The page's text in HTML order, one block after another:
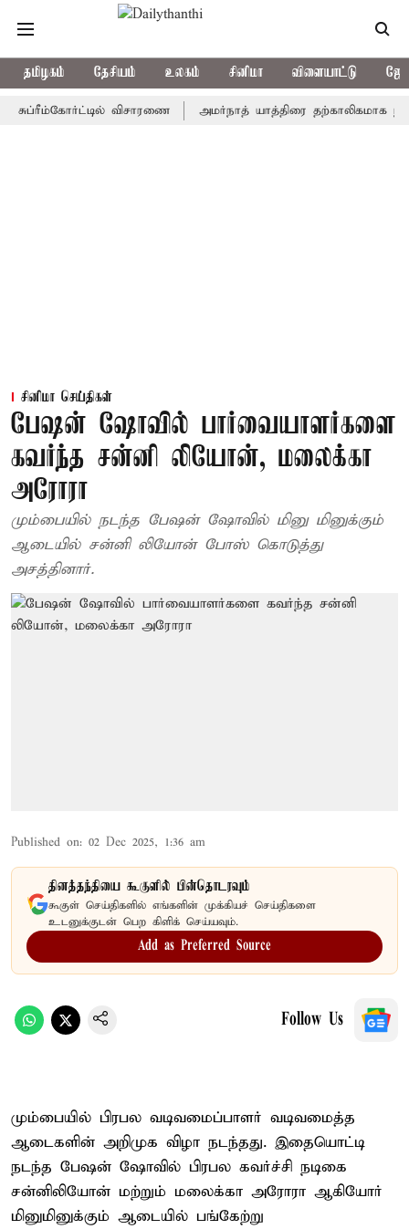
தமிழகம் தேசியம் உலகம் சினிமா விளையாட்டு
விசாரணை அமர்நாத் யாத்திரை தற்காலிகமாக நிறுத்தம்
சினிமா செய்திகள்
பேஷன் ஷோவில் பார்வையாளர்களை
கவர்ந்த சன்னி லியோன், மலைக்கா
அரோரா
மும்பையில் நடந்த பேஷன் ஷோவில் மினு மினுக்கும்
ஆடையில் சன்னி லியோன் போஸ் கொடுத்து
அசத்தினார்.
Published on: 02 Dec 2025, 1:36 am
தினத்தந்தியை கூகுளில் பின்தொடரவும்
கூகுள் செய்திகளில் எங்களின் முக்கியச் செய்திகளை
உடனுக்குடன் பெற கிளிக் செய்யவும்.
Add as Preferred Source
Follow Us
மும்பையில் பிரபல வடிவமைப்பாளர் வடிவமைத்த
ஆடைகளின் அறிமுக விழா நடந்தது. இதையொட்டி
நடந்த பேஷன் ஷோவில் பிரபல கவர்ச்சி நடிகை
சன்னிலியோன் மற்றும் மலைக்கா அரோரா ஆகியோர்
மினுமினுக்கும் ஆடையில் பங்கேற்று